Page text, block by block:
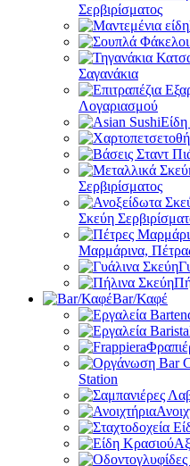
Σερβιρίσματος
Σαγανάκια
Λογαριασμού
Είδη
Σερβιρίσματος
Σκεύη
Μαρμάρινα,
Bar/Καφέ
Station